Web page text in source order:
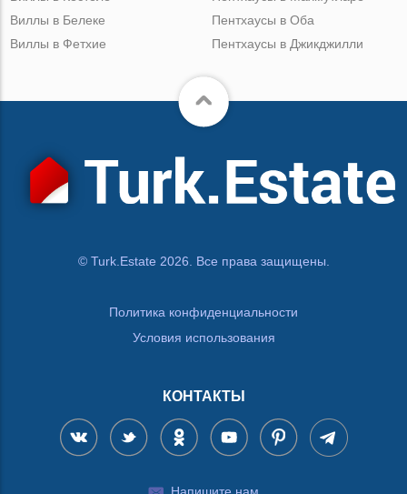
Виллы в Белеке
Виллы в Фетхие
Пентхаусы в Оба
Пентхаусы в Джикджилли
© Turk.Estate 2026. Все права защищены.
Политика конфиденциальности
Условия использования
КОНТАКТЫ